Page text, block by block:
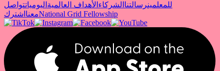
للمعلمينرسالتنا الشركاء الأهداف العالمية اليومياتتواصل
معنا اشترك National Grid Fellowship